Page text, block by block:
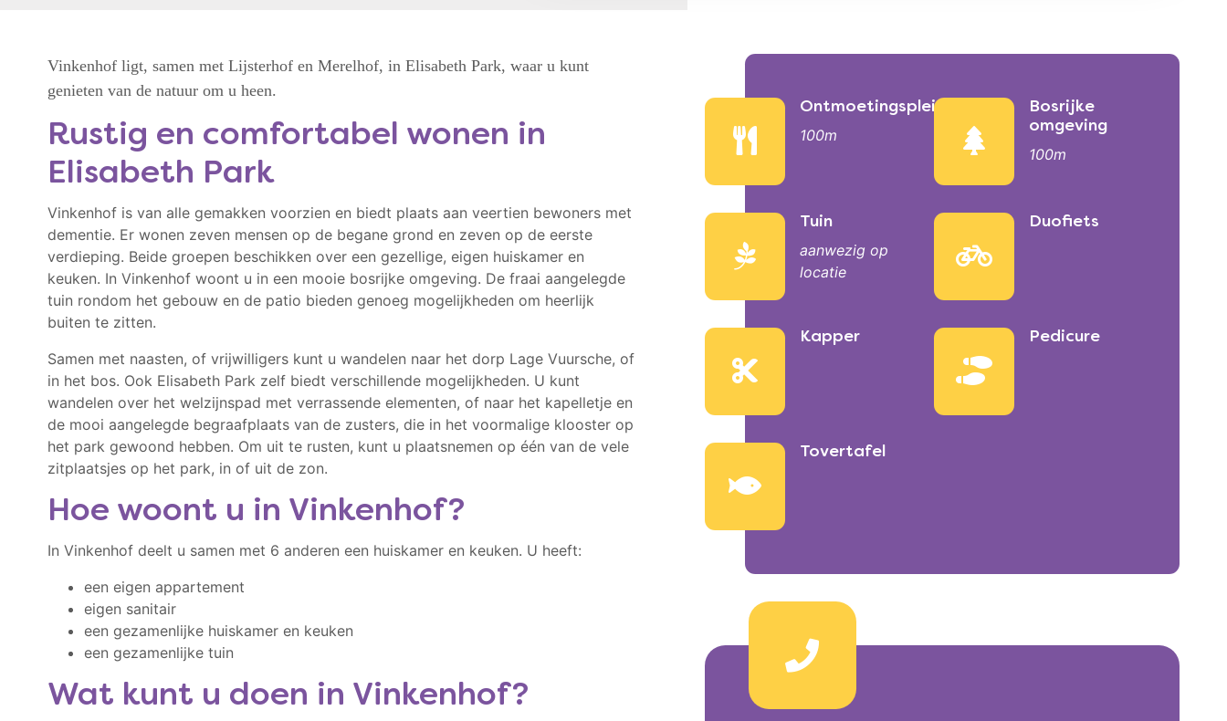
Vinkenhof ligt, samen met Lijsterhof en Merelhof, in Elisabeth Park, waar u kunt
genieten van de natuur om u heen.
Rustig en comfortabel wonen in
Elisabeth Park
Vinkenhof is van alle gemakken voorzien en biedt plaats aan veertien bewoners met
dementie. Er wonen zeven mensen op de begane grond en zeven op de eerste
verdieping. Beide groepen beschikken over een gezellige, eigen huiskamer en
keuken. In Vinkenhof woont u in een mooie bosrijke omgeving. De fraai aangelegde
tuin rondom het gebouw en de patio bieden genoeg mogelijkheden om heerlijk
buiten te zitten.
Samen met naasten, of vrijwilligers kunt u wandelen naar het dorp Lage Vuursche, of
in het bos. Ook Elisabeth Park zelf biedt verschillende mogelijkheden. U kunt
wandelen over het welzijnspad met verrassende elementen, of naar het kapelletje en
de mooi aangelegde begraafplaats van de zusters, die in het voormalige klooster op
het park gewoond hebben. Om uit te rusten, kunt u plaatsnemen op één van de vele
zitplaatsjes op het park, in of uit de zon.
Hoe woont u in Vinkenhof?
In Vinkenhof deelt u samen met 6 anderen een huiskamer en keuken. U heeft:
een eigen appartement
eigen sanitair
een gezamenlijke huiskamer en keuken
een gezamenlijke tuin
Wat kunt u doen in Vinkenhof?
Faciliteiten
Ontmoetingsplein
100m
Bosrijke
omgeving
100m
Tuin
aanwezig op
locatie
Duofiets
Kapper Pedicure
Tovertafel